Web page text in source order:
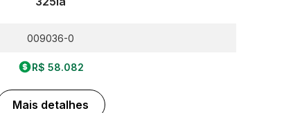
009036-0
R$ 58.082
Mais detalhes